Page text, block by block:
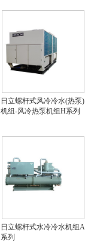
日立螺杆式风冷冷水(热泵)
机组-风冷热泵机组H系列
日立螺杆式水冷冷水机组A
系列